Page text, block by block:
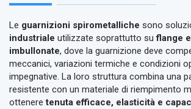
Le guarnizioni spirometalliche sono
industriale utilizzate soprattutto suflange
imbullonate, dove la guarnizione deve
meccanici, variazioni termiche e condizioni
impegnative. La loro struttura combina una
resistente con un materiale di riempimento
otteneretenuta efficace, elasticità e